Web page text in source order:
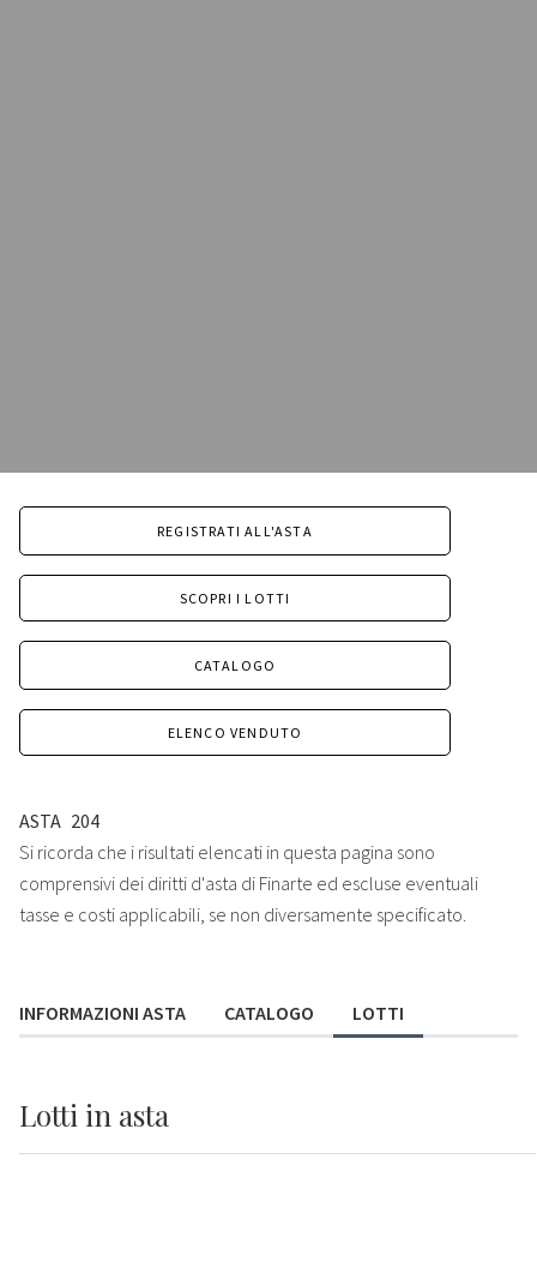
REGISTRATI ALL'ASTA
SCOPRI I LOTTI
CATALOGO
ELENCO VENDUTO
ASTA 204
Si ricorda che i risultati elencati in questa pagina sono
comprensivi dei diritti d'asta di Finarte ed escluse eventuali
tasse e costi applicabili, se non diversamente specificato.
INFORMAZIONI ASTA CATALOGO LOTTI
Lotti in asta